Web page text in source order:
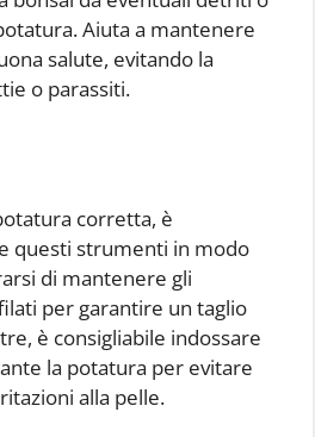
Aiuta a mantenere
salute, evitando la
o parassiti.
corretta, è
questi strumenti in modo
di mantenere gli
per garantire un taglio
è consigliabile indossare
la potatura per evitare
alla pelle.